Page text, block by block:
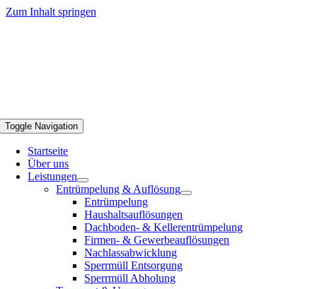
Zum Inhalt springen
Toggle Navigation
Startseite
Über uns
Leistungen
Entrümpelung & Auflösung
Entrümpelung
Haushaltsauflösungen
Dachboden- & Kellerentrümpelung
Firmen- & Gewerbeauflösungen
Nachlassabwicklung
Sperrmüll Entsorgung
Sperrmüll Abholung